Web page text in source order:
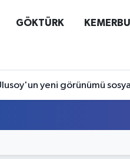
GÖKTÜRK
yeni görünümü